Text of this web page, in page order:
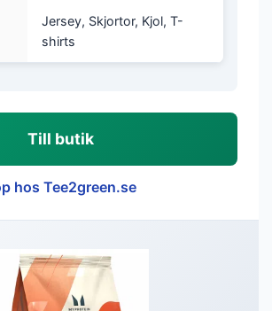
Jersey, Skjortor, Kjol, T-
shirts
Till butik
hos Tee2green.se